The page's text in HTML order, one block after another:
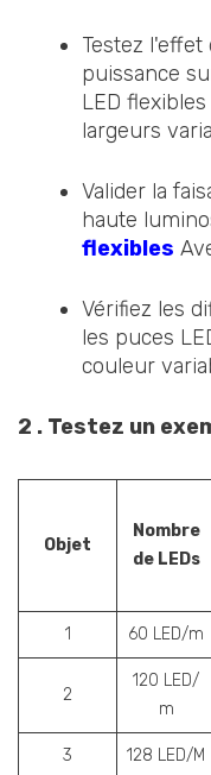
Testez
puissance
LED
largeurs
Valider la
haute
flexibles
Vérifiez les
les puces
couleur
2 . Testez un
Objet
N ombre
de LEDs
1 60 LED/m
2
120 LED/
m
3 128 LED/M